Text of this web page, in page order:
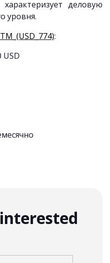
деловую
уровня.
:
USD